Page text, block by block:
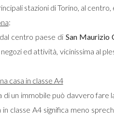
stazioni di Torino, al centro,
:
centro paese di San Maurizio
ed attività, vicinissima al
casa in classe A4
di un immobile può davvero
in classe A4 significa meno